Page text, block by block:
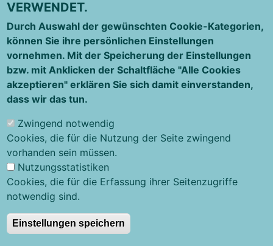
VERWENDET.
Durch Auswahl der gewünschten Cookie-Kategorien,
können Sie ihre persönlichen Einstellungen
vornehmen. Mit der Speicherung der Einstellungen
bzw. mit Anklicken der Schaltfläche "Alle Cookies
akzeptieren" erklären Sie sich damit einverstanden,
dass wir das tun.
Zwingend notwendig
Cookies, die für die Nutzung der Seite zwingend
vorhanden sein müssen.
Nutzungsstatistiken
Cookies, die für die Erfassung ihrer Seitenzugriffe
notwendig sind.
Einstellungen speichern